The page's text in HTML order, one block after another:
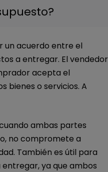
un acuerdo entre el
a entregar. El vendedor
acepta el
bienes o servicios. A
ambas partes
no compromete a
También es útil para
ya que ambos